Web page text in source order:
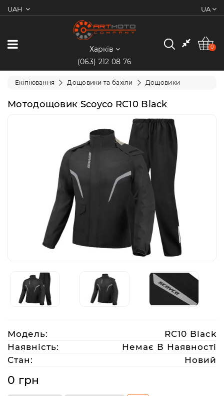
UAH UA
0
Категорії
Мотоцикли
Електротранспорт
Екіпіювання
Запчастини
Аксесуари
(063)
212
08
76
Харків
(063) 212 08 76
0
Екіпіювання Дощовики та бахіли Дощовики
Мотодощовик Scoyco RC10 Black
Модель:
RC10 Black
Наявність:
Немає В Наявності
Стан:
Новий
0 грн